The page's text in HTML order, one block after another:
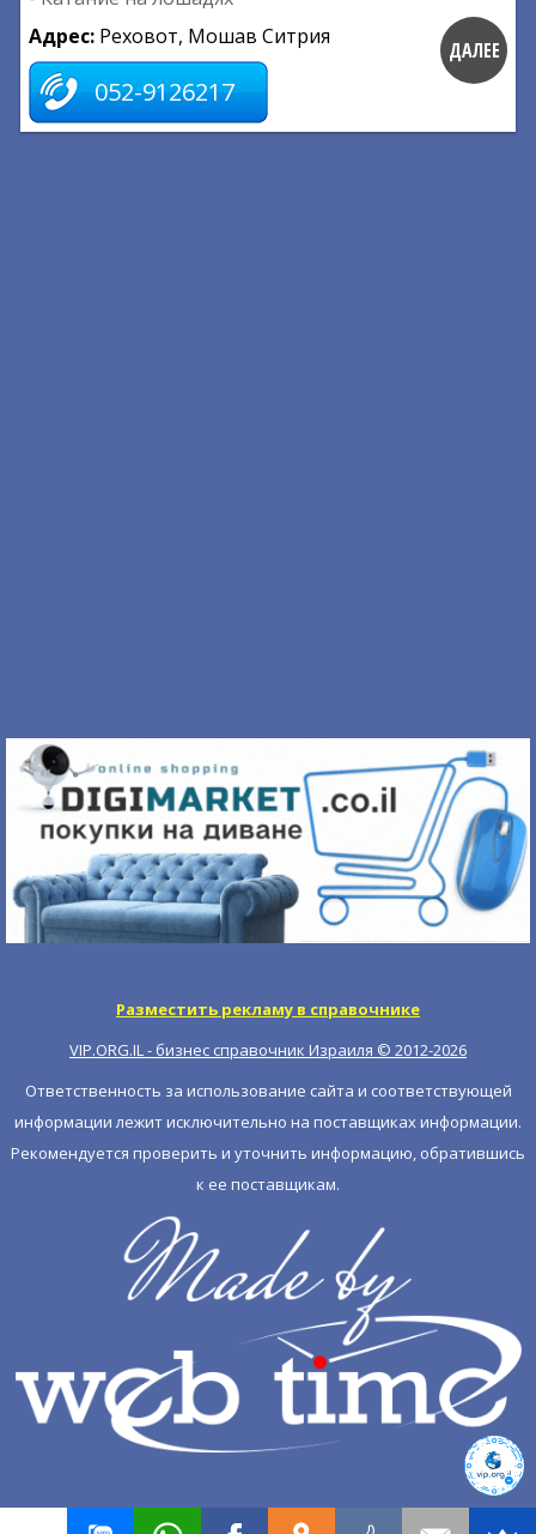
Адрес: Реховот, Мошав Ситрия
052-9126217
ДАЛЕЕ
Разместить рекламу в справочнике
VIP.ORG.IL - бизнес справочник Израиля © 2012-2026
Ответственность за использование сайта и соответствующей
информации лежит исключительно на поставщиках информации.
Рекомендуется проверить и уточнить информацию, обратившись
к ее поставщикам.